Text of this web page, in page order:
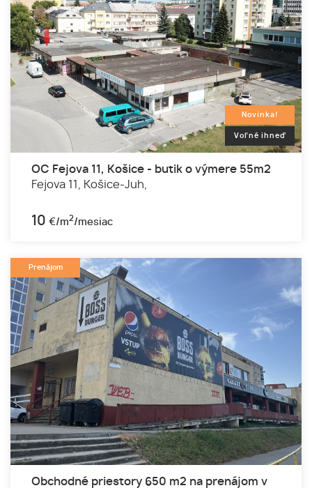
Novinka!
Voľné ihneď
OC Fejova 11, Košice - butik o výmere 55m2
Fejova 11,
Košice-Juh,
10 €/m2/mesiac
Prenájom
Obchodné priestory 650 m2 na prenájom v